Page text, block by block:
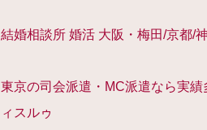
結婚相談所 婚活 大阪・梅田/京都/
東京の司会派遣・MC派遣なら実績
ィスルゥ